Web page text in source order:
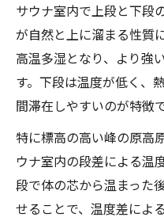
サウナ室内で上段と下段
が自然と上に溜まる性質
高温多湿となり、より強
す。下段は温度が低く、
間滞在しやすいのが特徴で
特に標高の高い峰の原高
ウナ室内の段差による温
段で体の芯から温まった
せることで、温度差によ